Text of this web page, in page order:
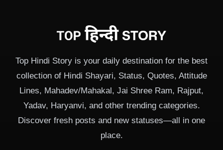
Top Hindi Story is your daily destination for the best
collection of Hindi Shayari, Status, Quotes, Attitude
Lines, Mahadev/Mahakal, Jai Shree Ram, Rajput,
Yadav, Haryanvi, and other trending categories.
Discover fresh posts and new statuses—all in one
place.